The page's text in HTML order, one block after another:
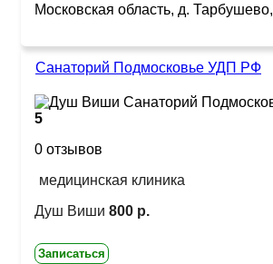
Московская область, д. Тарбушево,
Санаторий Подмосковье УДП РФ
5
0 отзывов
медицинская клиника
Душ Виши 800 р.
Записаться